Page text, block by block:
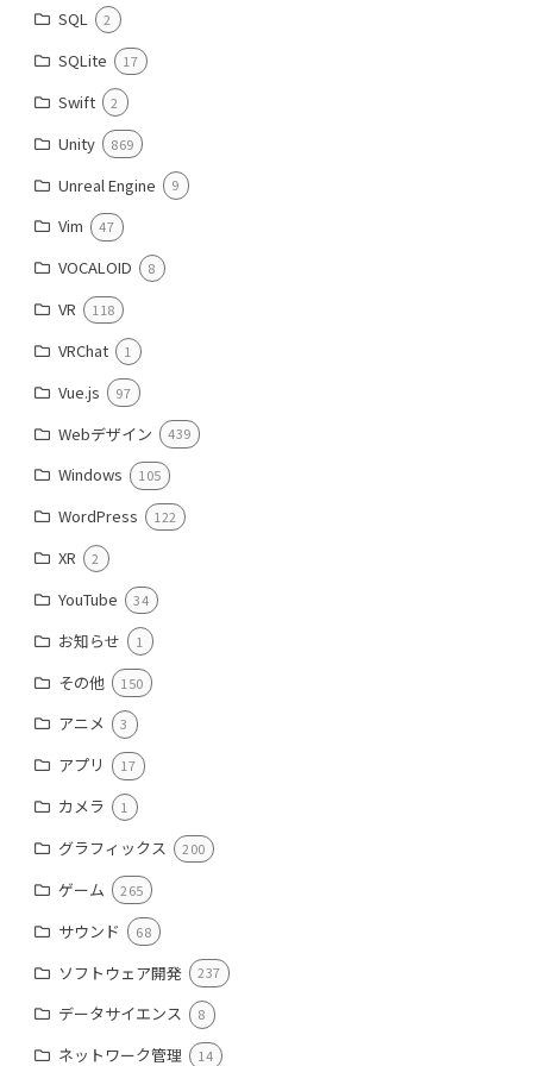
SQL 2
SQLite 17
Swift 2
Unity 869
Unreal Engine 9
Vim 47
VOCALOID 8
VR 118
VRChat 1
Vue.js 97
Webデザイン 439
Windows 105
WordPress 122
XR 2
YouTube 34
お知らせ 1
その他 150
アニメ 3
アプリ 17
カメラ 1
グラフィックス 200
ゲーム 265
サウンド 68
ソフトウェア開発 237
データサイエンス 8
ネットワーク管理 14